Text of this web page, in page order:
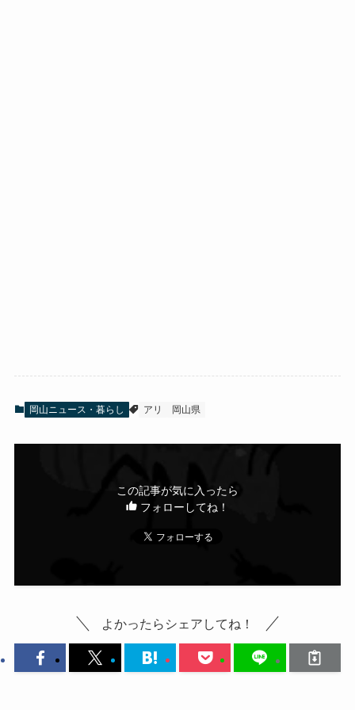
岡山ニュース・暮らし アリ 岡山県
この記事が気に入ったら
フォローしてね！
よかったらシェアしてね！